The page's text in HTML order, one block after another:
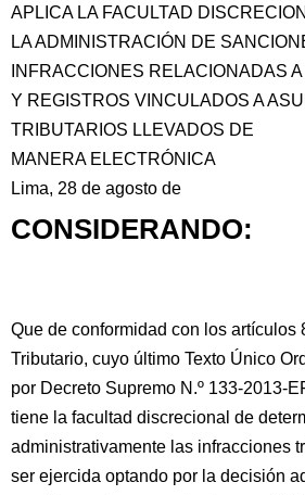
APLICA LA FACULTAD
LA ADMINISTRACIÓN DE
INFRACCIONES RELACIONADAS
Y REGISTROS VINCULADOS A
TRIBUTARIOS LLEVADOS DE
MANERA ELECTRÓNICA
Lima, 28 de agosto de
CONSIDERANDO:
Que de conformidad con los artículos
Tributario, cuyo último Texto Único
por Decreto Supremo N.º 133-2013-
tiene la facultad discrecional de
administrativamente las infracciones
ser ejercida optando por la decisión